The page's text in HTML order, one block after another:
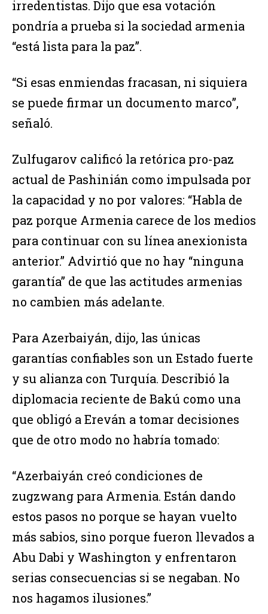
irredentistas. Dijo que esa votación
pondría a prueba si la sociedad armenia
“está lista para la paz”.
“Si esas enmiendas fracasan, ni siquiera
se puede firmar un documento marco”,
señaló.
Zulfugarov calificó la retórica pro-paz
actual de Pashinián como impulsada por
la capacidad y no por valores: “Habla de
paz porque Armenia carece de los medios
para continuar con su línea anexionista
anterior.” Advirtió que no hay “ninguna
garantía” de que las actitudes armenias
no cambien más adelante.
Para Azerbaiyán, dijo, las únicas
garantías confiables son un Estado fuerte
y su alianza con Turquía. Describió la
diplomacia reciente de Bakú como una
que obligó a Ereván a tomar decisiones
que de otro modo no habría tomado:
“Azerbaiyán creó condiciones de
zugzwang para Armenia. Están dando
estos pasos no porque se hayan vuelto
más sabios, sino porque fueron llevados a
Abu Dabi y Washington y enfrentaron
serias consecuencias si se negaban. No
nos hagamos ilusiones.”